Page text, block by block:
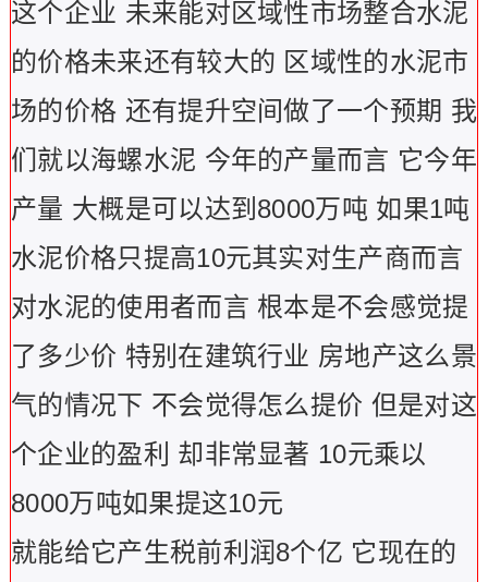
这个企业 未来能对区域性市场整合水泥
的价格未来还有较大的 区域性的水泥市
场的价格 还有提升空间做了一个预期 我
们就以海螺水泥 今年的产量而言 它今年
产量 大概是可以达到8000万吨 如果1吨
水泥价格只提高10元其实对生产商而言
对水泥的使用者而言 根本是不会感觉提
了多少价 特别在建筑行业 房地产这么景
气的情况下 不会觉得怎么提价 但是对这
个企业的盈利 却非常显著 10元乘以
8000万吨如果提这10元
就能给它产生税前利润8个亿 它现在的